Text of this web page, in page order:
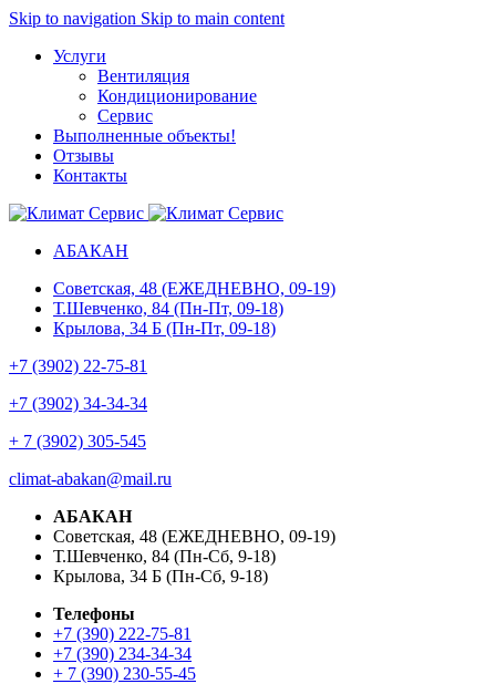
Skip to navigation Skip to main content
Услуги
Вентиляция
Кондиционирование
Сервис
Выполненные объекты!
Отзывы
Контакты
АБАКАН
Советская, 48 (ЕЖЕДНЕВНО, 09-19)
Т.Шевченко, 84 (Пн-Пт, 09-18)
Крылова, 34 Б (Пн-Пт, 09-18)
+7 (3902) 22-75-81
+7 (3902) 34-34-34
+ 7 (3902) 305-545
climat-abakan@mail.ru
АБАКАН
Советская, 48 (ЕЖЕДНЕВНО, 09-19)
Т.Шевченко, 84 (Пн-Сб, 9-18)
Крылова, 34 Б (Пн-Сб, 9-18)
Телефоны
+7 (390) 222-75-81
+7 (390) 234-34-34
+ 7 (390) 230-55-45